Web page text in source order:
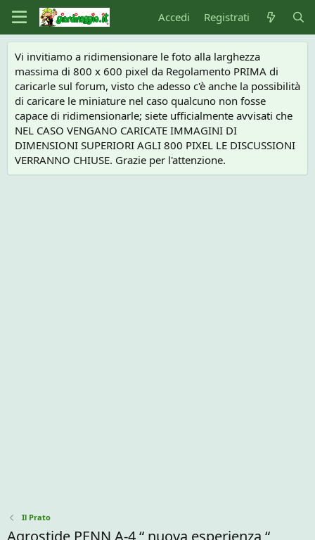
Accedi Registrati
Vi invitiamo a ridimensionare le foto alla larghezza
massima di 800 x 600 pixel da Regolamento PRIMA di
caricarle sul forum, visto che adesso c'è anche la possibilità
di caricare le miniature nel caso qualcuno non fosse
capace di ridimensionarle; siete ufficialmente avvisati che
NEL CASO VENGANO CARICATE IMMAGINI DI
DIMENSIONI SUPERIORI AGLI 800 PIXEL LE DISCUSSIONI
VERRANNO CHIUSE. Grazie per l'attenzione.
Il Prato
Agrostide PENN A-4 “ nuova esperienza “